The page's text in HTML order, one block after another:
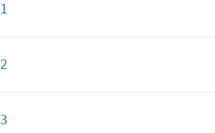
1
2
3